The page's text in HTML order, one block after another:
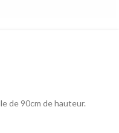
de 90cm de hauteur.